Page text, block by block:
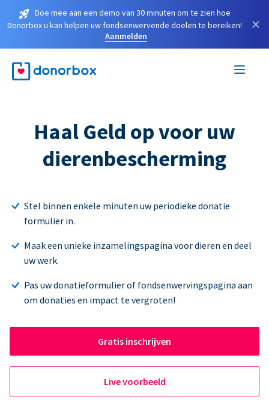
Doe mee aan een demo van 30 minuten om te zien hoe
Donorbox u kan helpen uw fondsenwervende doelen te bereiken!
Aanmelden
×
Haal Geld op voor uw
dierenbescherming
Stel binnen enkele minuten uw periodieke donatie
formulier in.
Maak een unieke inzamelingspagina voor dieren en deel
uw werk.
Pas uw donatieformulier of fondsenwervingspagina aan
om donaties en impact te vergroten!
Gratis inschrijven
Live voorbeeld